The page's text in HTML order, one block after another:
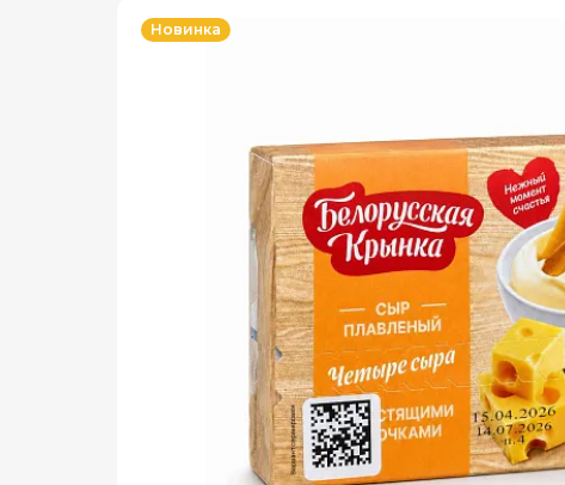
Новинка